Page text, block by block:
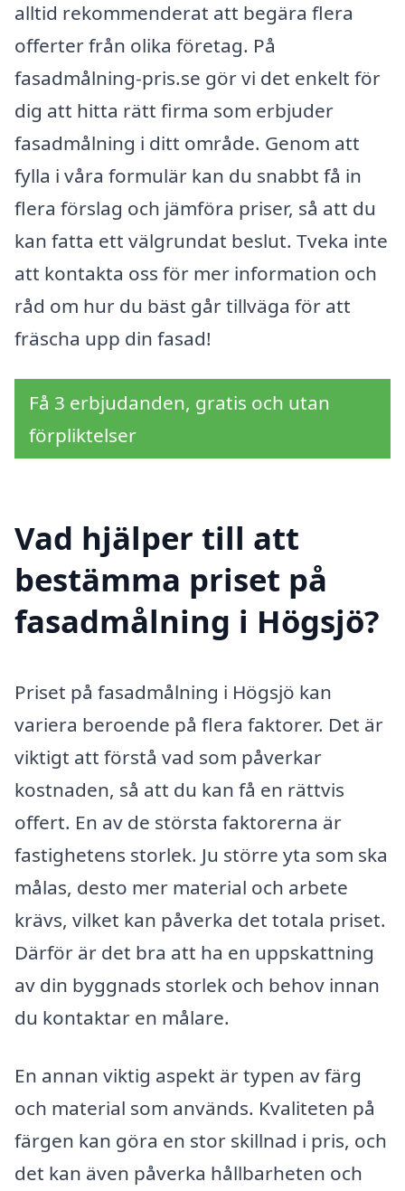
alltid rekommenderat att begära flera
offerter från olika företag. På
fasadmålning-pris.se gör vi det enkelt för
dig att hitta rätt firma som erbjuder
fasadmålning i ditt område. Genom att
fylla i våra formulär kan du snabbt få in
flera förslag och jämföra priser, så att du
kan fatta ett välgrundat beslut. Tveka inte
att kontakta oss för mer information och
råd om hur du bäst går tillväga för att
fräscha upp din fasad!
Få 3 erbjudanden, gratis och utan
förpliktelser
Vad hjälper till att
bestämma priset på
fasadmålning i Högsjö?
Priset på fasadmålning i Högsjö kan
variera beroende på flera faktorer. Det är
viktigt att förstå vad som påverkar
kostnaden, så att du kan få en rättvis
offert. En av de största faktorerna är
fastighetens storlek. Ju större yta som ska
målas, desto mer material och arbete
krävs, vilket kan påverka det totala priset.
Därför är det bra att ha en uppskattning
av din byggnads storlek och behov innan
du kontaktar en målare.
En annan viktig aspekt är typen av färg
och material som används. Kvaliteten på
färgen kan göra en stor skillnad i pris, och
det kan även påverka hållbarheten och